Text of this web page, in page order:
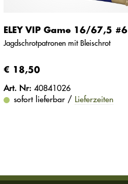
ELEY VIP Game 16/67,5 #6
Jagdschrotpatronen mit Bleischrot
€ 18,50
Art. Nr: 40841026
sofort lieferbar / Lieferzeiten